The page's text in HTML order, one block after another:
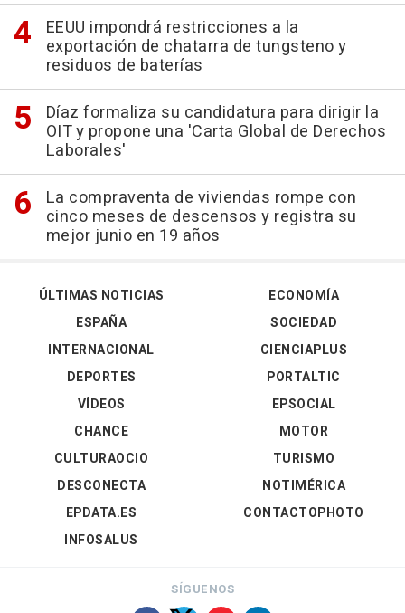
EEUU impondrá restricciones a la
exportación de chatarra de tungsteno y
residuos de baterías
Díaz formaliza su candidatura para dirigir la
OIT y propone una 'Carta Global de Derechos
Laborales'
La compraventa de viviendas rompe con
cinco meses de descensos y registra su
mejor junio en 19 años
ÚLTIMAS NOTICIAS
ESPAÑA
INTERNACIONAL
DEPORTES
VÍDEOS
ECONOMÍA
SOCIEDAD
CIENCIAPLUS
PORTALTIC
EPSOCIAL
CHANCE
CULTURAOCIO
DESCONECTA
EPDATA.ES
INFOSALUS
MOTOR
TURISMO
NOTIMÉRICA
CONTACTOPHOTO
SÍGUENOS